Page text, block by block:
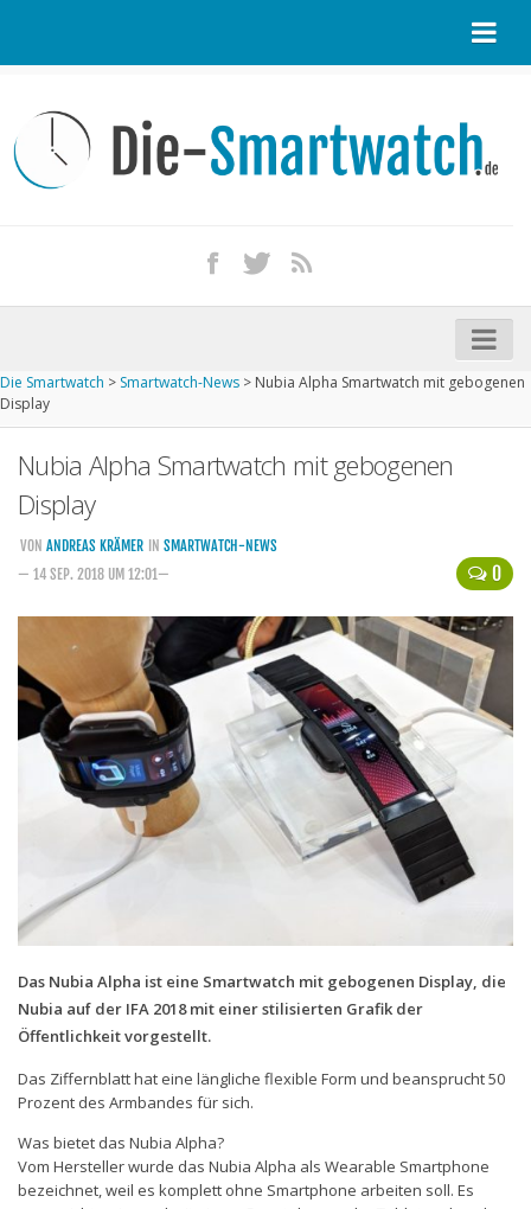
Kontakt / Tipp geben
Impressum
iPhone kaufen
Startseite
Kommende Smartwatches
Marken und Modelle
Handytarife
BASE
Smartphonetarife
Datentarife
o2
Smartphonetarife
Prepaid-Tarife
Datentarife
Flatrate-Prepaidtarife
Mobilfunk-Tarifrechner
Flatrate-Datentarife
Die Smartwatch > Smartwatch-News > Nubia Alpha Smartwatch mit gebogenen
Display
Nubia Alpha Smartwatch mit gebogenen
Display
0
VON ANDREAS KRÄMER IN SMARTWATCH-NEWS
— 14 SEP. 2018 UM 12:01—
Das Nubia Alpha ist eine Smartwatch mit gebogenen Display, die
Nubia auf der IFA 2018 mit einer stilisierten Grafik der
Öffentlichkeit vorgestellt.
Das Ziffernblatt hat eine längliche flexible Form und beansprucht 50
Prozent des Armbandes für sich.
Was bietet das Nubia Alpha?
Vom Hersteller wurde das Nubia Alpha als Wearable Smartphone
bezeichnet, weil es komplett ohne Smartphone arbeiten soll. Es